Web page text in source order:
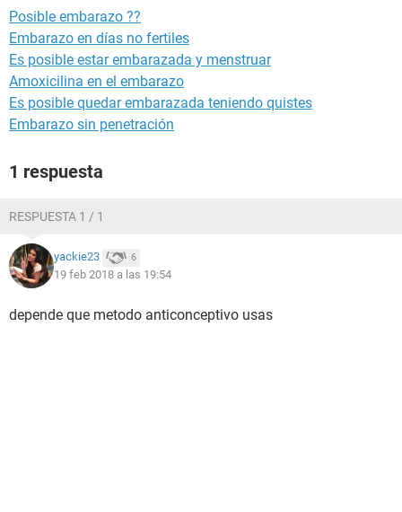
Posible embarazo ??
Embarazo en días no fertiles
Es posible estar embarazada y menstruar
Amoxicilina en el embarazo
Es posible quedar embarazada teniendo quistes
Embarazo sin penetración
1 respuesta
RESPUESTA 1 / 1
yackie23 6
19 feb 2018 a las 19:54
depende que metodo anticonceptivo usas